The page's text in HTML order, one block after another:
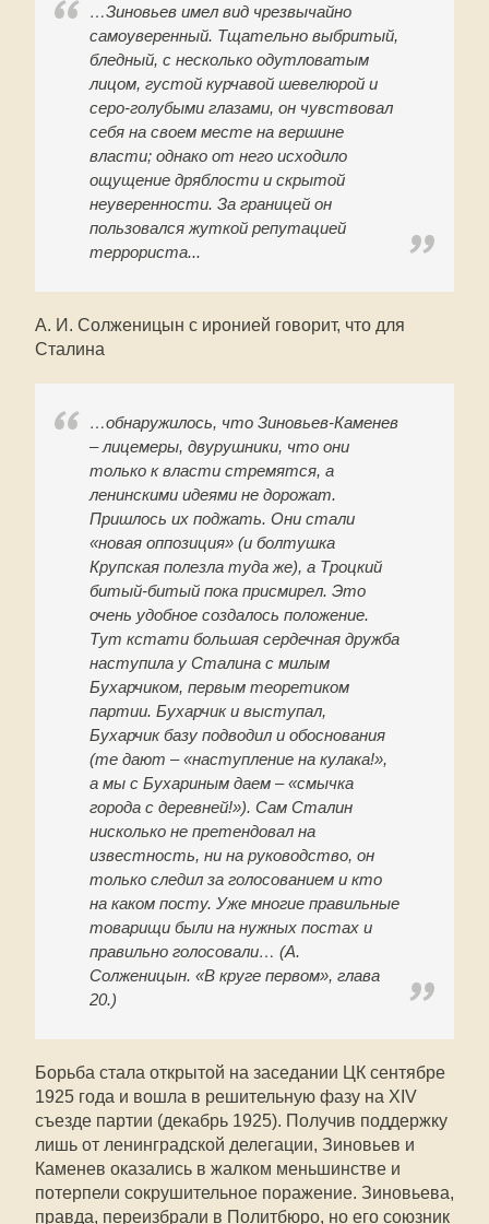
…Зиновьев имел вид чрезвычайно
самоуверенный. Тщательно выбритый,
бледный, с несколько одутловатым
лицом, густой курчавой шевелюрой и
серо-голубыми глазами, он чувствовал
себя на своем месте на вершине
власти; однако от него исходило
ощущение дряблости и скрытой
неуверенности. За границей он
пользовался жуткой репутацией
террориста...
А. И. Солженицын с иронией говорит, что для
Сталина
…обнаружилось, что Зиновьев-Каменев
– лицемеры, двурушники, что они
только к власти стремятся, а
ленинскими идеями не дорожат.
Пришлось их поджать. Они стали
«новая оппозиция» (и болтушка
Крупская полезла туда же), а Троцкий
битый-битый пока присмирел. Это
очень удобное создалось положение.
Тут кстати большая сердечная дружба
наступила у Сталина с милым
Бухарчиком, первым теоретиком
партии. Бухарчик и выступал,
Бухарчик базу подводил и обоснования
(те дают – «наступление на кулака!»,
а мы с Бухариным даем – «смычка
города с деревней!»). Сам Сталин
нисколько не претендовал на
известность, ни на руководство, он
только следил за голосованием и кто
на каком посту. Уже многие правильные
товарищи были на нужных постах и
правильно голосовали… (А.
Солженицын. «В круге первом», глава
20.)
Борьба стала открытой на заседании ЦК сентябре
1925 года и вошла в решительную фазу на XIV
съезде партии (декабрь 1925). Получив поддержку
лишь от ленинградской делегации, Зиновьев и
Каменев оказались в жалком меньшинстве и
потерпели сокрушительное поражение. Зиновьева,
правда, переизбрали в Политбюро, но его союзник